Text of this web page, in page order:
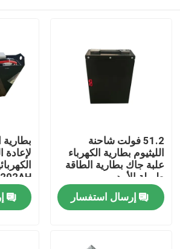
بيت
51.2 فولت شاحنة
الليثيوم بطارية الكهرباء
علبة جاك بطارية الطاقة
طويلة الأمد
إرسال استفسار
بطارية
202AH